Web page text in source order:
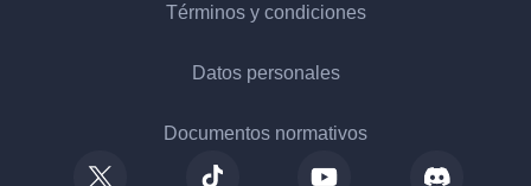
Términos y condiciones
Datos personales
Documentos normativos